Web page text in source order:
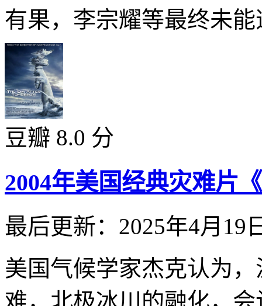
有果，李宗耀等最终未
豆瓣 8.0 分
2004年美国经典灾难片
最后更新：2025年4月19
美国气候学家杰克认为